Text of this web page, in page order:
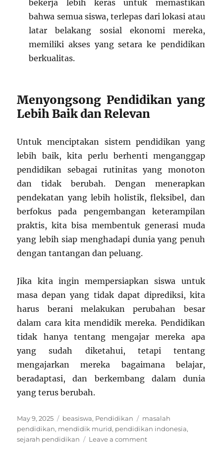
bekerja lebih keras untuk memastikan
bahwa semua siswa, terlepas dari lokasi atau
latar belakang sosial ekonomi mereka,
memiliki akses yang setara ke pendidikan
berkualitas.
Menyongsong Pendidikan yang
Lebih Baik dan Relevan
Untuk menciptakan sistem pendidikan yang
lebih baik, kita perlu berhenti menganggap
pendidikan sebagai rutinitas yang monoton
dan tidak berubah. Dengan menerapkan
pendekatan yang lebih holistik, fleksibel, dan
berfokus pada pengembangan keterampilan
praktis, kita bisa membentuk generasi muda
yang lebih siap menghadapi dunia yang penuh
dengan tantangan dan peluang.
Jika kita ingin mempersiapkan siswa untuk
masa depan yang tidak dapat diprediksi, kita
harus berani melakukan perubahan besar
dalam cara kita mendidik mereka. Pendidikan
tidak hanya tentang mengajar mereka apa
yang sudah diketahui, tetapi tentang
mengajarkan mereka bagaimana belajar,
beradaptasi, dan berkembang dalam dunia
yang terus berubah.
Posted
on
May 9, 2025 Categories
beasiswa, Pendidikan Tags
masalah
pendidikan, mendidik murid, pendidikan indonesia,
sejarah pendidikan
Leave a commenton